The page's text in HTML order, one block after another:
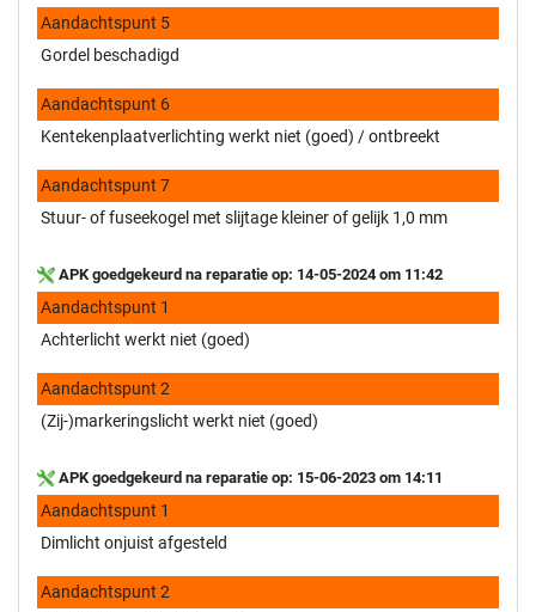
Aandachtspunt 5
Gordel beschadigd
Aandachtspunt 6
Kentekenplaatverlichting werkt niet (goed) / ontbreekt
Aandachtspunt 7
Stuur- of fuseekogel met slijtage kleiner of gelijk 1,0 mm
APK goedgekeurd na reparatie op: 14-05-2024 om 11:42
Aandachtspunt 1
Achterlicht werkt niet (goed)
Aandachtspunt 2
(Zij-)markeringslicht werkt niet (goed)
APK goedgekeurd na reparatie op: 15-06-2023 om 14:11
Aandachtspunt 1
Dimlicht onjuist afgesteld
Aandachtspunt 2